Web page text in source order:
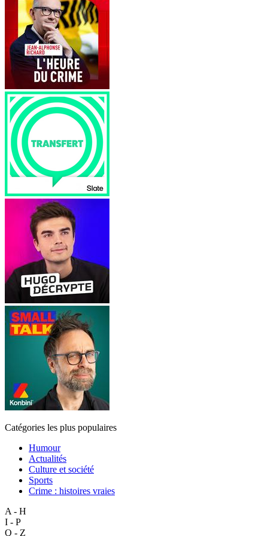
Catégories les plus populaires
Humour
Actualités
Culture et société
Sports
Crime : histoires vraies
A - H
I - P
Q - Z